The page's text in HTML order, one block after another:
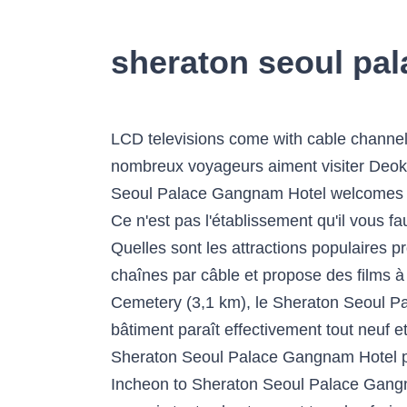
sheraton seoul
LCD televisions come with cable channels and pay movies. Thank you for your interest in Sheraton Seoul Palace Gangnam Hotel. De nombreux voyageurs aiment visiter Deoksugung (7,6 km), Jongmyo Shrine (8,0 km) et Namsangol Hanok Village (6,5 km). Sheraton Seoul Palace Gangnam Hotel welcomes guests with redesigned accommodations, upscale amenities and superb personalized service. Ce n'est pas l'établissement qu'il vous faut ? There is a free shuttle service, 24-hour security service and shopping service at the hotel. Quelles sont les attractions populaires proches de Sheraton Seoul Palace Gangnam Hotel ? Une télévision LCD donne accès aux chaînes par câble et propose des films à la carte. Tous près de monuments populaires comme Garosu-gil (2,9 km) et Seoul National Cemetery (3,1 km), le Sheraton Seoul Palace Gangnam Hotel est le point de départ parfait pour partir à la découverte de Séoul. Le bâtiment paraît effectivement tout neuf et la décoration intérieure du dernier cri. J'ai passé 1 semaine dans cet hôtel confortable. Oui, Sheraton Seoul Palace Gangnam Hotel propose à ses clients une navette d'aéroport. Find all the transport options for your trip from Incheon to Sheraton Seoul Palace Gangnam Hotel right here. Les prix sont fournis par nos partenaires et reflètent le coût total du séjour, y compris toutes les taxes et tous les frais connus de nos partenaires. Sheraton Seoul Palace Gangnam Hotel welcomes guests with modern accommodations, upscale amenities and superb personalized service. Une partie de la devanture de l'hôtel est encore en travaux et dissimulée par des panneaux, mais ils ne gâchent pas du tout le paysage. L'accès Wi-Fi et le parking sont des services gratuits et cet hôtel propose également 3 restaurants. Premium Suite. Innovative spaces. Browse the shops at Shinsegae Department Store, enjoy the night life of Gangnam-gu and visit the Seoul Arts Center from our Seocho-gu hotel. Upgrade to a hotel suite to benefit from Club access, as well as generous living and dining rooms, perfect for families traveling to Seoul. Pouvez-vous citer quelques services disponibles dans Sheraton Seoul Palace Gangnam Hotel ? Oui, parking gratuit, garage et service de voiturier sont à la disposition des clients. Peut-on se garer chez Sheraton Seoul Palace Gangnam Hotel ? It is helpful to receive constructive feedback from our guests and we will be putting our best effort to ensure your next visit with us will be a better experience. Quand on a demandé à la réception si les travaux allaient durer longtemps, on nous a simplement dit que "nous avions été prévenus au moment du check-in" ; une réponse un peu cavalière, je trouve. Prices shown for: Price Dates. plus. Durant votre visite de la ville, ne manquez surtout pas les attractions populaires comme Banpodaegyo Bridge (1,3 km), Sebitseom (1,4 km) et Montmartre Park (0,7 km), qui sont toutes situées à quelques minutes de marche de l'hôtel. Il a été entièrement rénové